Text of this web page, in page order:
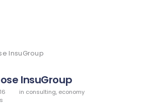
InsuGroup
in consulting, economy